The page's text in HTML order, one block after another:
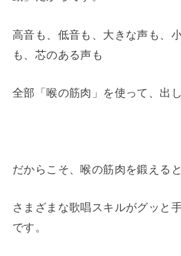
高音も、低音も、大きな声も、
も、芯のある声も
全部「喉の筋肉」を使って、出
だからこそ、喉の筋肉を鍛えると
さまざまな歌唱スキルがグッと
です。